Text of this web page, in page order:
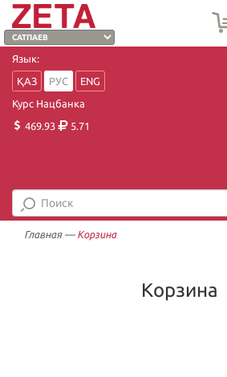
Язык:
ҚАЗ
РУС
ENG
Курс Нацбанка
469.93
5.71
Главная— Корзина
Корзина